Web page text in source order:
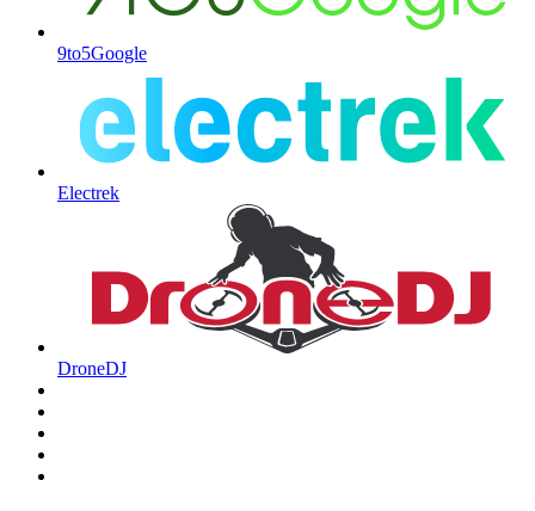
9to5Google
Electrek
DroneDJ